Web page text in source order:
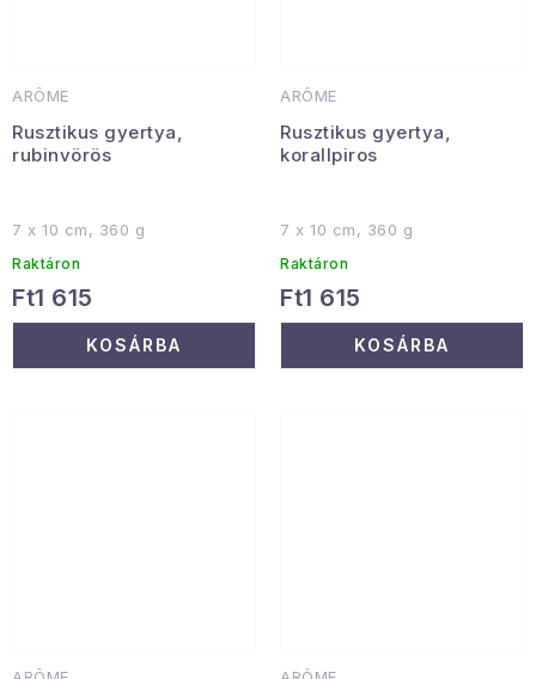
ARÔME
Rusztikus gyertya,
rubinvörös
7 x 10 cm, 360 g
Raktáron
Ft1 615
KOSÁRBA
ARÔME
Rusztikus gyertya,
korallpiros
7 x 10 cm, 360 g
Raktáron
Ft1 615
KOSÁRBA